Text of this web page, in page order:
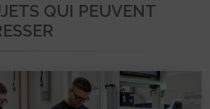
QUI PEUVENT